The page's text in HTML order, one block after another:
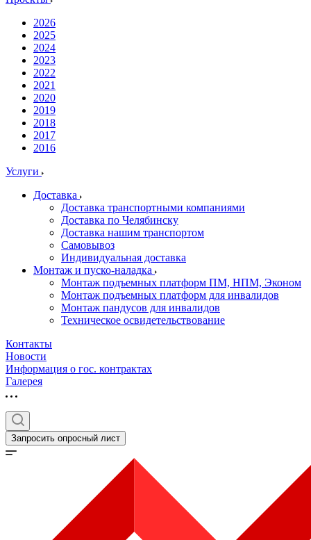
2026
2025
2024
2023
2022
2021
2020
2019
2018
2017
2016
Услуги
Доставка
Доставка транспортными компаниями
Доставка по Челябинску
Доставка нашим транспортом
Самовывоз
Индивидуальная доставка
Монтаж и пуско-наладка
Монтаж подъемных платформ ПМ, НПМ, Эконом
Монтаж подъемных платформ для инвалидов
Монтаж пандусов для инвалидов
Техническое освидетельствование
Контакты
Новости
Информация о гос. контрактах
Галерея
Запросить опросный лист